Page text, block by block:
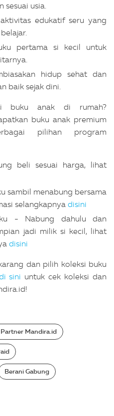
sesuai usia.
edukatif seru yang
pertama si kecil untuk
hidup sehat dan
baik sejak dini.
buku anak di rumah?
buku anak premium
pilihan program
beli sesuai harga, lihat
sambil menabung bersama
selangkapnya disini
- Nabung dahulu dan
jadi milik si kecil, lihat
disini
dan pilih koleksi buku
sini untuk cek koleksi dan
Partner Mandira.id
Berani Gabung